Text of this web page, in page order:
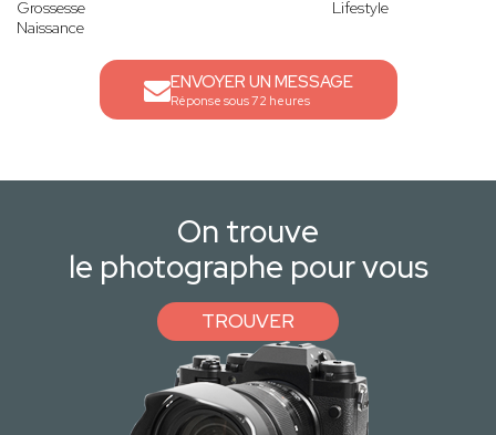
Grossesse
Naissance
Lifestyle
ENVOYER UN MESSAGE
Réponse sous 72 heures
On trouve
le photographe pour vous
TROUVER